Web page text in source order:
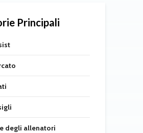
Principali
degli allenatori